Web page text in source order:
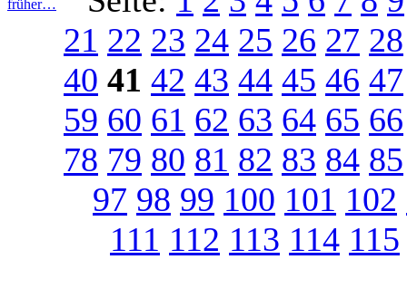
früher…
21 22 23 24 25 26 27 28
40 41 42 43 44 45 46 47
59 60 61 62 63 64 65 66
78 79 80 81 82 83 84 85
97 98 99 100 101 102
111 112 113 114 115